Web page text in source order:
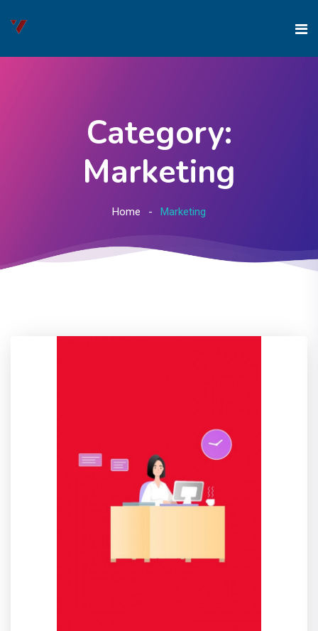
Category:
Marketing
Home Marketing